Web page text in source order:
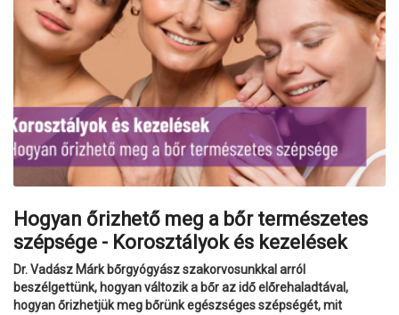
Hogyan őrizhető meg a bőr természetes
szépsége - Korosztályok és kezelések
Dr. Vadász Márk bőrgyógyász szakorvosunkkal arról
beszélgettünk, hogyan változik a bőr az idő előrehaladtával,
hogyan őrizhetjük meg bőrünk egészséges szépségét, mit